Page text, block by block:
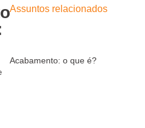
Assuntos relacionados
Acabamento: o que é?